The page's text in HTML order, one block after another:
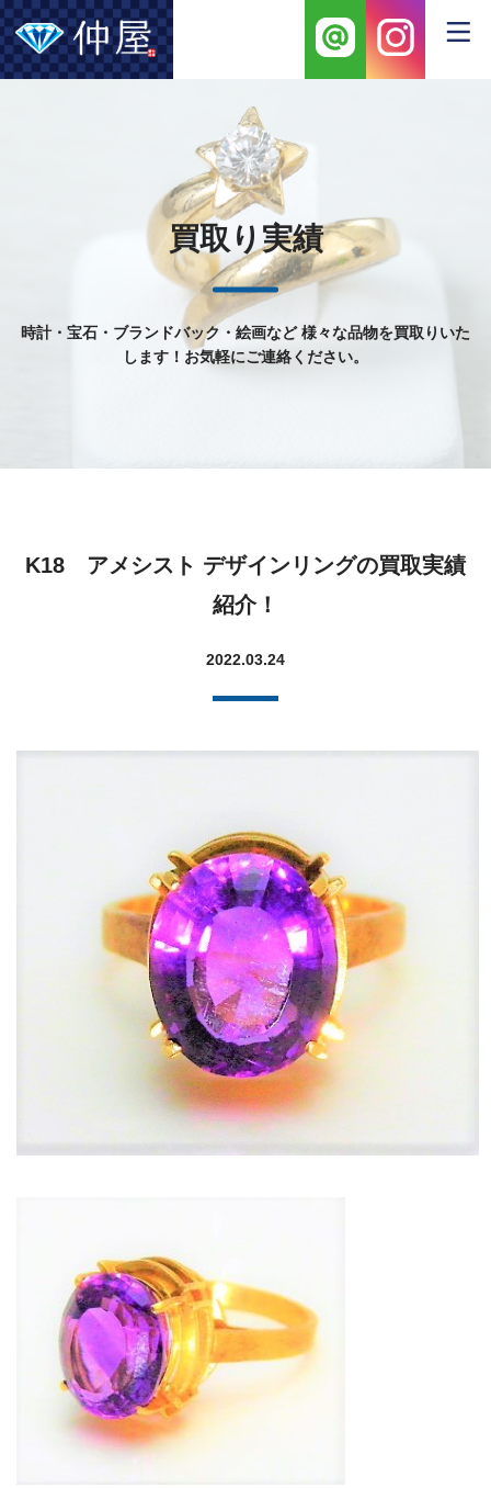
買取り実績
時計・宝石・ブランドバック・絵画など様々な品物を買取りいた
します！お気軽にご連絡ください。
K18 アメシスト デザインリングの買取実績
紹介！
2022.03.24